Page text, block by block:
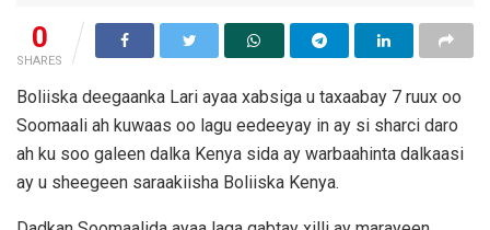
0
SHARES
Boliiska deegaanka Lari ayaa xabsiga u taxaabay 7 ruux oo
Soomaali ah kuwaas oo lagu eedeeyay in ay si sharci daro
ah ku soo galeen dalka Kenya sida ay warbaahinta dalkaasi
ay u sheegeen saraakiisha Boliiska Kenya.